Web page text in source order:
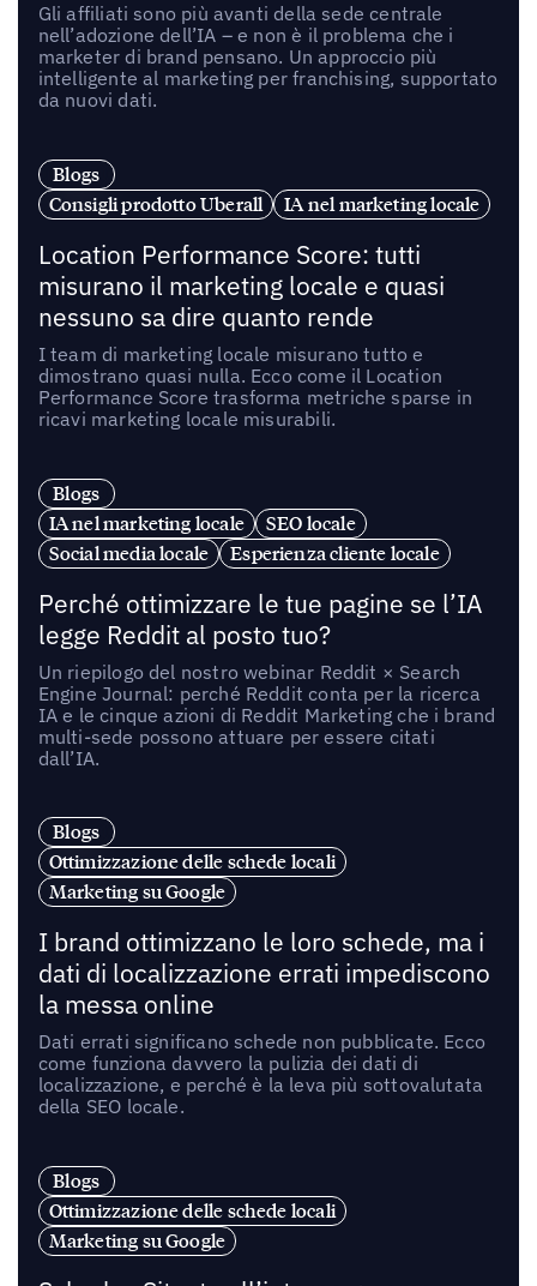
Gli affiliati sono più avanti della sede centrale
nell’adozione dell’IA – e non è il problema che i
marketer di brand pensano. Un approccio più
intelligente al marketing per franchising, supportato
da nuovi dati.
Blogs
Consigli prodotto Uberall
IA nel marketing locale
Location Performance Score: tutti
misurano il marketing locale e quasi
nessuno sa dire quanto rende
I team di marketing locale misurano tutto e
dimostrano quasi nulla. Ecco come il Location
Performance Score trasforma metriche sparse in
ricavi marketing locale misurabili.
Blogs
IA nel marketing locale
SEO locale
Social media locale
Esperienza cliente locale
Perché ottimizzare le tue pagine se l’IA
legge Reddit al posto tuo?
Un riepilogo del nostro webinar Reddit × Search
Engine Journal: perché Reddit conta per la ricerca
IA e le cinque azioni di Reddit Marketing che i brand
multi-sede possono attuare per essere citati
dall’IA.
Blogs
Ottimizzazione delle schede locali
Marketing su Google
I brand ottimizzano le loro schede, ma i
dati di localizzazione errati impediscono
la messa online
Dati errati significano schede non pubblicate. Ecco
come funziona davvero la pulizia dei dati di
localizzazione, e perché è la leva più sottovalutata
della SEO locale.
Blogs
Ottimizzazione delle schede locali
Marketing su Google